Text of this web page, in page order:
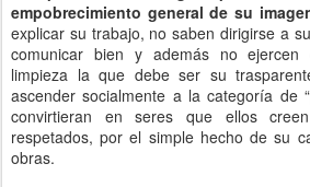
empobrecimiento general de su
explicar su trabajo, no saben dirigirse a
comunicar bien y además no
limpieza la que debe ser su
ascender socialmente a la categoría de
convirtieran en seres que ellos
respetados, por el simple hecho de su
obras.